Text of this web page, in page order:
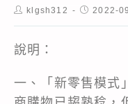
Postklgsh312
Post2022-
說明：
一、「新零售模式